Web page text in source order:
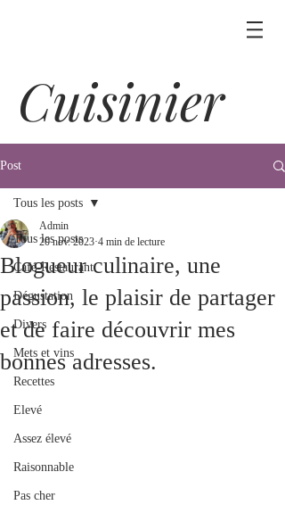
Cuisinier
Post
Tous les posts
Café-Restaurant
Dégustation
Divers
Mets et vins
Recettes
Elevé
Assez élevé
Raisonnable
Pas cher
Tous les posts
Blogueur culinaire, une
passion, le plaisir de partager
et de faire découvrir mes
bonnes adresses.
Admin
20 nov. 2023 4 min de lecture